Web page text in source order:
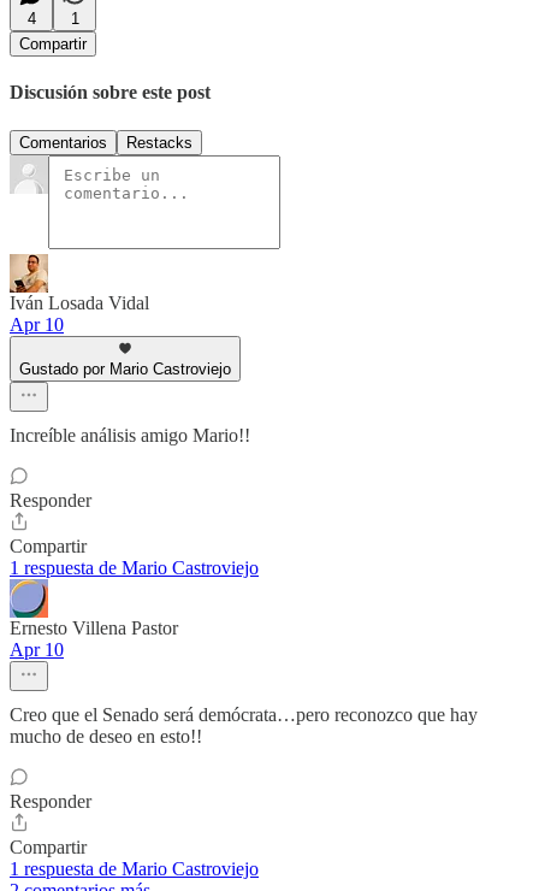
4
1
Compartir
Discusión sobre este post
Comentarios Restacks
Iván Losada Vidal
Apr 10
Gustado por Mario Castroviejo
Increíble análisis amigo Mario!!
Responder
Compartir
1 respuesta de Mario Castroviejo
Ernesto Villena Pastor
Apr 10
Creo que el Senado será demócrata…pero reconozco que hay
mucho de deseo en esto!!
Responder
Compartir
1 respuesta de Mario Castroviejo